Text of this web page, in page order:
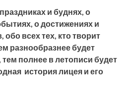
и буднях, о
о достижениях и
обо всех тех, кто творит
разнообразнее будет
полнее в летописи будет
история лицея и его